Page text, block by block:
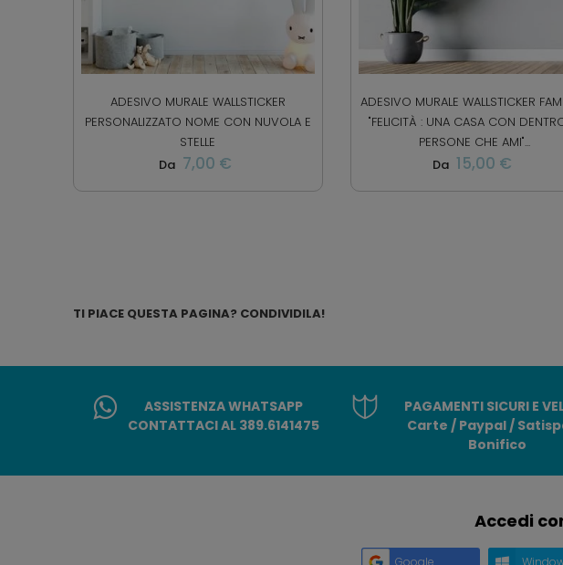
ADESIVO MURALE WALLSTICKER
PERSONALIZZATO NOME CON NUVOLA E
STELLE
Da 7,00 €
ADESIVO MURALE WALLSTICKER
"FELICITÀ : UNA CASA CON
PERSONE CHE AMI"...
Da 15,00 €
TI PIACE QUESTA PAGINA? CONDIVIDILA!
ASSISTENZA WHATSAPP
CONTATTACI AL 389.6141475
PAGAMENTI SICURI E
Carte / Paypal /
Bonifico
Accedi